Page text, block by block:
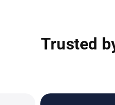
Trusted